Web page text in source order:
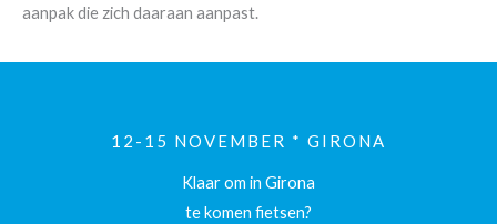
aanpak die zich daaraan aanpast.
12-15 NOVEMBER * GIRONA
Klaar om in Girona
te komen fietsen?